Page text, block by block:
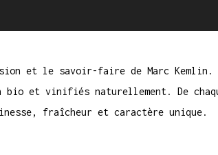
et le savoir-faire de Marc Kemlin.
bio et vinifiés naturellement. De
fraîcheur et caractère unique.